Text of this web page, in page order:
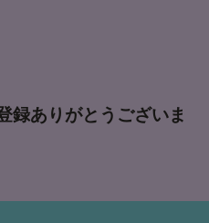
録ありがとうございま